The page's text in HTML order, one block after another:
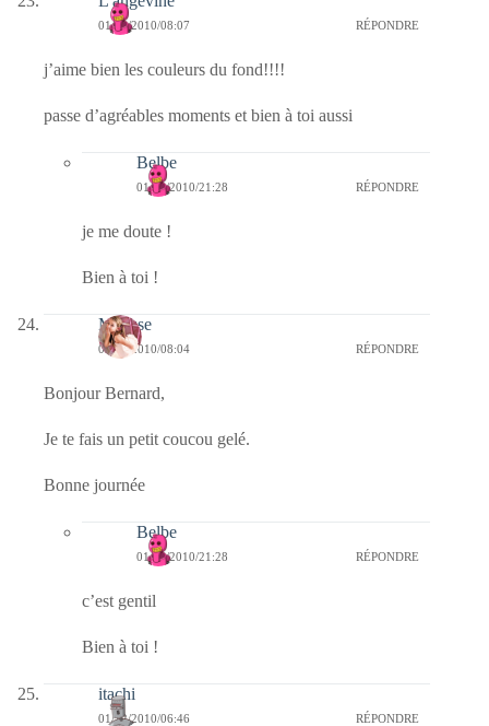
01/12/2010/08:07 RÉPONDRE
j’aime bien les couleurs du fond!!!!
passe d’agréables moments et bien à toi aussi
Belbe
01/12/2010/21:28 RÉPONDRE
je me doute !
Bien à toi !
Mousse
01/12/2010/08:04 RÉPONDRE
Bonjour Bernard,
Je te fais un petit coucou gelé.
Bonne journée
Belbe
01/12/2010/21:28 RÉPONDRE
c’est gentil
Bien à toi !
itachi
01/12/2010/06:46 RÉPONDRE